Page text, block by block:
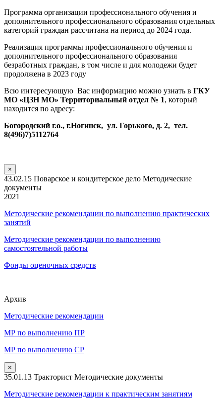
Программа организации профессионального обучения и
дополнительного профессионального образования отдельных
категорий граждан рассчитана на период до 2024 года.
Реализация программы профессионального обучения и
дополнительного профессионального образования
безработных граждан, в том числе и для молодежи будет
продолжена в 2023 году
Всю интересующую Вас информацию можно узнать в ГКУ
МО «ЦЗН МО» Территориальный отдел № 1, который
находится по адресу:
Богородский г.о., г.Ногинск, ул. Горького, д. 2, тел.
8(496)7)5112764
×
43.02.15 Поварское и кондитерское дело Методические
документы
2021
Методические рекомендации по выполнению практических
занятий
Методические рекомендации по выполнению
самостоятельной работы
Фонды оценочных средств
Архив
Методические рекомендации
МР по выполнению ПР
МР по выполнению СР
×
35.01.13 Тракторист Методические документы
Методические рекомендации к практическим занятиям